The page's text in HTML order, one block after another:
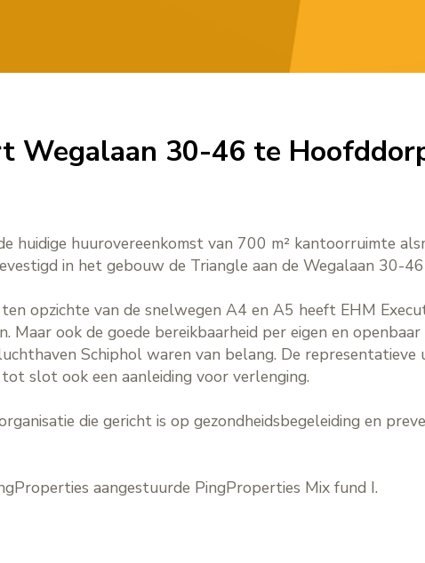
Wegalaan 30-46 te
huidige huurovereenkomst van 700 m² kantoorruimte
in het gebouw de Triangle aan de Wegalaan 30-
opzichte van de snelwegen A4 en A5 heeft EHM
ook de goede bereikbaarheid per eigen en
Schiphol waren van belang. De
slot ook een aanleiding voor verlenging.
die gericht is op gezondheidsbegeleiding en
aangestuurde PingProperties Mix fund I.